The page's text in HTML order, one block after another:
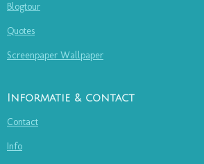
Blogtour
Quotes
Screenpaper Wallpaper
Informatie & contact
Contact
Info